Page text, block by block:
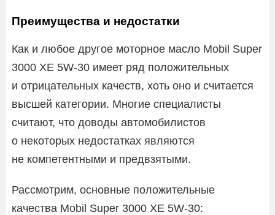
Преимущества и недостатки
Как и любое другое моторное масло Mobil Super
3000 XE 5W-30 имеет ряд положительных
и отрицательных качеств, хоть оно и считается
высшей категории. Многие специалисты
считают, что доводы автомобилистов
о некоторых недостатках являются
не компетентными и предвзятыми.
Рассмотрим, основные положительные
качества Mobil Super 3000 XE 5W-30: